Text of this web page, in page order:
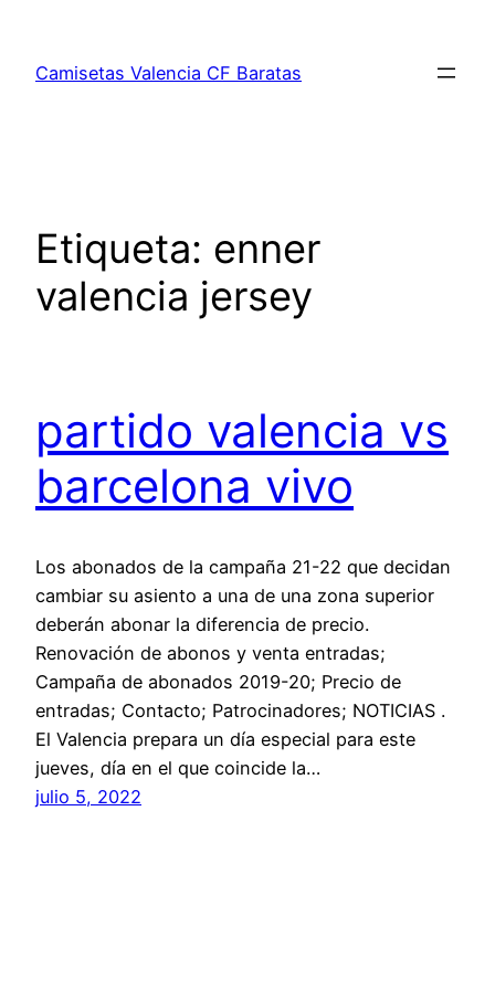
contenido
Camisetas Valencia CF Baratas
Etiqueta: enner
valencia jersey
partido valencia vs
barcelona vivo
Los abonados de la campaña 21-22 que decidan
cambiar su asiento a una de una zona superior
deberán abonar la diferencia de precio.
Renovación de abonos y venta entradas;
Campaña de abonados 2019-20; Precio de
entradas; Contacto; Patrocinadores; NOTICIAS .
El Valencia prepara un día especial para este
jueves, día en el que coincide la…
julio 5, 2022